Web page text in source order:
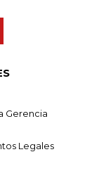
Gerencia
Legales